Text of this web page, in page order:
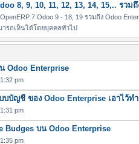
8, 9, 10, 11, 12, 13, 14, 15,.. รวม
7 Odoo 9 - 18, 19 รวมถึง Odoo
รถเห็นได้โดยบุคคลทั่วไป
Odoo Enterprise
pm
บบัญชี ของ Odoo Enterprise เอาไว้ท
pm
Budges บน Odoo Enterprise
pm